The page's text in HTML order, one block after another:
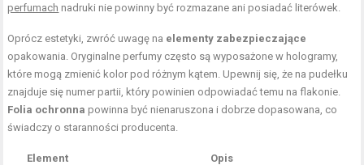
perfumach nadruki nie powinny być rozmazane ani posiadać literówek.
Oprócz estetyki, zwróć uwagę na elementy zabezpieczające
opakowania. Oryginalne perfumy często są wyposażone w hologramy,
które mogą zmienić kolor pod różnym kątem. Upewnij się, że na pudełku
znajduje się numer partii, który powinien odpowiadać temu na flakonie.
Folia ochronna powinna być nienaruszona i dobrze dopasowana, co
świadczy o staranności producenta.
Element
Opis